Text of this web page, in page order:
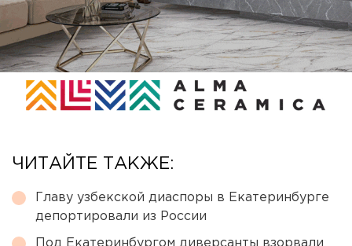
ЧИТАЙТЕ ТАКЖЕ:
Главу узбекской диаспоры в Екатеринбурге
депортировали из России
Под Екатеринбургом диверсанты взорвали